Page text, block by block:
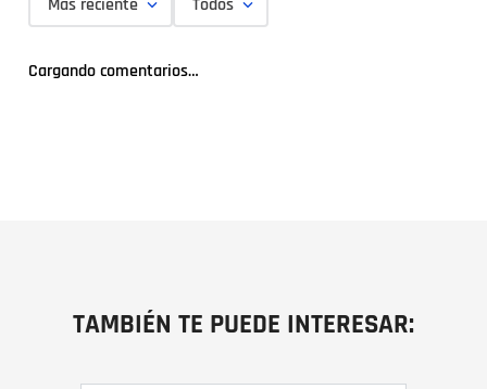
Más reciente Todos
Cargando comentarios…
TAMBIÉN TE PUEDE INTERESAR: